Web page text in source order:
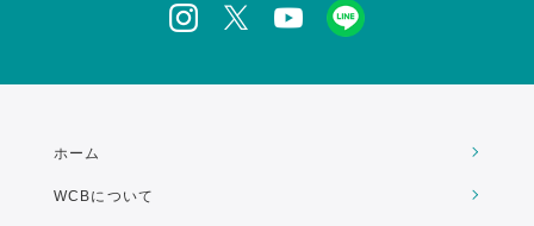
ホーム
WCBについて